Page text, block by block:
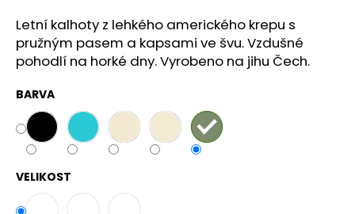
Letní kalhoty z lehkého amerického krepu s
pružným pasem a kapsami ve švu. Vzdušné
pohodlí na horké dny. Vyrobeno na jihu Čech.
BARVA
VELIKOST
a
j
í
?